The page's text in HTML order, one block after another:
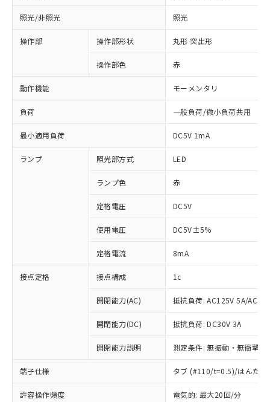
照光/非照光 照光
操作部 操作部形状 丸形 突出形
操作部色 赤
動作機能 モーメンタリ
負荷 一般負荷/微小負荷共用
最小適用負荷 DC5V 1mA
ランプ 照光部方式 LED
ランプ色 赤
定格電圧 DC5V
使用電圧 DC5V±5%
定格電流 8mA
接点定格 接点構成 1c
開閉能力(AC) 抵抗負荷: AC125V 5A/
開閉能力(DC) 抵抗負荷: DC30V 3A
開閉能力説明 測定条件: 無振動・無衝撃
端子仕様 タブ (#110/t=0.5)/はんだづ
許容操作頻度
電気的: 最大20回/分
対応済み：EU RoHS指令（10物質）の